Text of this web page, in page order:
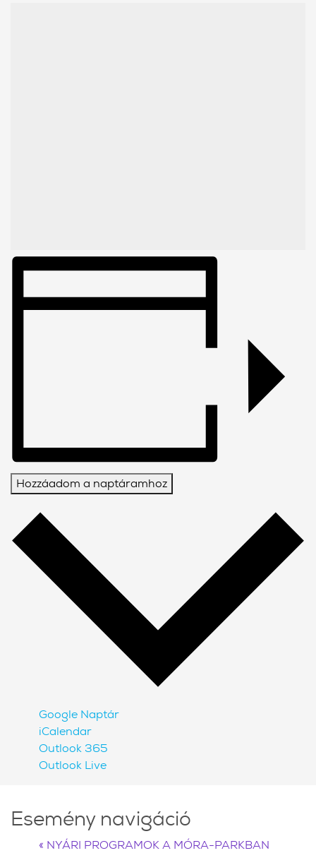
Hozzáadom a naptáramhoz
Google Naptár
iCalendar
Outlook 365
Outlook Live
Esemény navigáció
« NYÁRI PROGRAMOK A MÓRA-PARKBAN